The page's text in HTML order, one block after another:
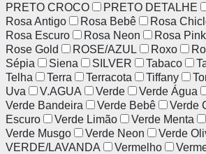
PRETO CROCO
PRETO DETALHE
Rosa Antigo
Rosa Bebê Rosa
Rosa Escuro
Rosa Neon Rosa Pink
Rose Gold
ROSE/AZUL Roxo
Sépia
Siena SILVER Tabaco
Telha
Terra Terracota Tiffany
Uva
V.AGUA Verde Verde Água
Verde Bandeira
Verde Bebê Verde
Escuro
Verde Limão Verde Menta
Verde Musgo
Verde Neon
Verde
VERDE/LAVANDA
Vermelho